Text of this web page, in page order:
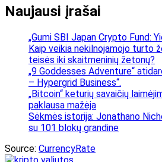
Naujausi įrašai
„Gumi SBI Japan Crypto Fund:
Kaip veikia nekilnojamojo turto
teisės iki skaitmeninių žetonų?
„9 Goddesses Adventure“
– Hypergrid Business“.
„Bitcoin“ keturių savaičių
paklausa mažėja
Sėkmės istorija: Jonathano
su 101 blokų grandine
Source: CurrencyRate